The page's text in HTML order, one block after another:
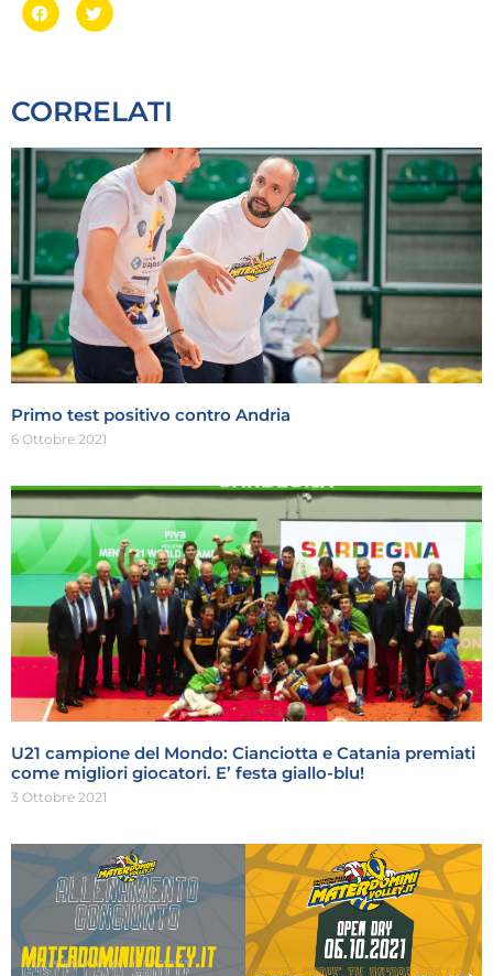
CORRELATI
Primo test positivo contro Andria
6 Ottobre 2021
U21 campione del Mondo: Cianciotta e Catania premiati
come migliori giocatori. E’ festa giallo-blu!
3 Ottobre 2021